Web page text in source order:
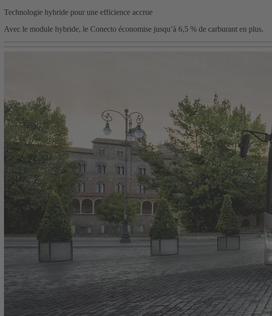
Technologie hybride pour une efficience accrue
Avec le module hybride, le Conecto économise jusqu’à 6,5 % de carburant en plus.